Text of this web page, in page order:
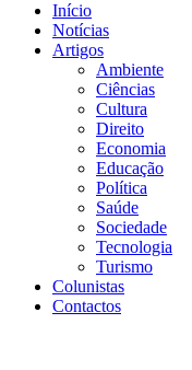
Início
Notícias
Artigos
Ambiente
Ciências
Cultura
Direito
Economia
Educação
Política
Saúde
Sociedade
Tecnologia
Turismo
Colunistas
Contactos